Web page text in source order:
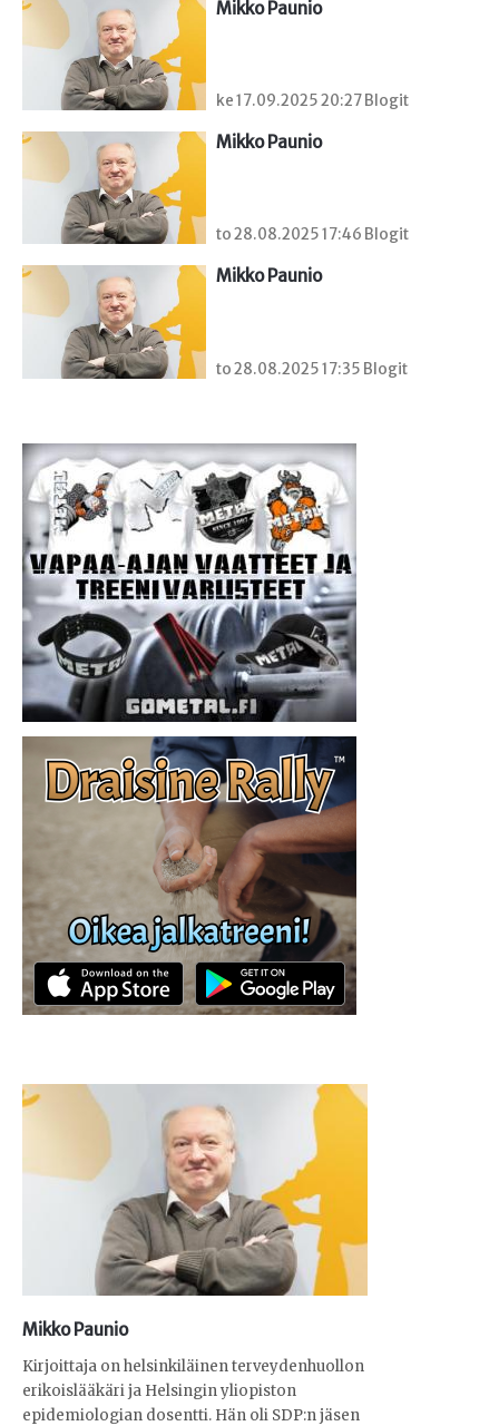
Mikko Paunio
ke 17.09.2025 20:27 Blogit
Mikko Paunio
to 28.08.2025 17:46 Blogit
Mikko Paunio
to 28.08.2025 17:35 Blogit
Mikko Paunio
Kirjoittaja on helsinkiläinen terveydenhuollon
erikoislääkäri ja Helsingin yliopiston
epidemiologian dosentti. Hän oli SDP:n jäsen